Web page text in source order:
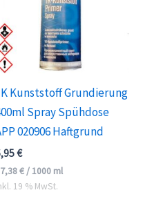
Kunststoff Grundierung
Spray Spühdose
020906 Haftgrund
€
€ / 1000 ml
19 % MwSt.